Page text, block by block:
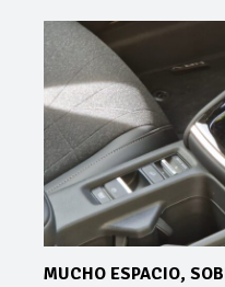
MUCHO ESPACIO,